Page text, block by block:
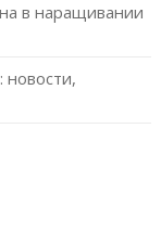
в наращивании